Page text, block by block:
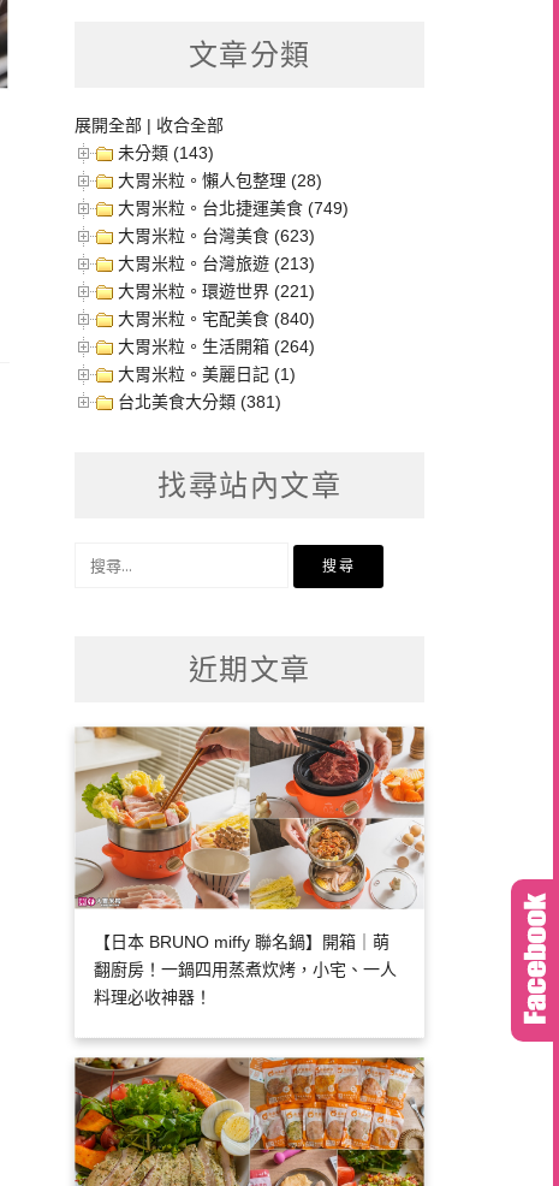
文章分類
展開全部 | 收合全部
未分類 (143)
大胃米粒。懶人包整理 (28)
大胃米粒。台北捷運美食 (749)
大胃米粒。台灣美食 (623)
大胃米粒。台灣旅遊 (213)
大胃米粒。環遊世界 (221)
大胃米粒。宅配美食 (840)
大胃米粒。生活開箱 (264)
大胃米粒。美麗日記 (1)
台北美食大分類 (381)
找尋站內文章
近期文章
【日本 BRUNO miffy 聯名鍋】開箱｜萌
翻廚房！一鍋四用蒸煮炊烤，小宅、一人
料理必收神器！